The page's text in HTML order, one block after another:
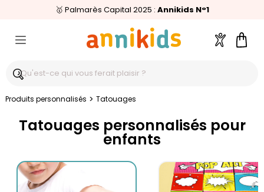
Livraison relais offertedès 59€🚚
🥇 Palmarès Capital 2025 : Annikids N°1
⭐⭐⭐⭐⭐4,6/5(24 000 avis clients)
Compte
Produits personnalisés > Tatouages
Tatouages personnalisés pour
enfants